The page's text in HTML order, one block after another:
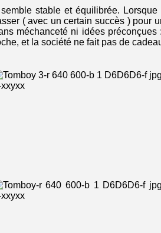
stable et équilibrée.
( avec un certain succès ) pour
méchanceté ni idées
et la société ne fait pas de